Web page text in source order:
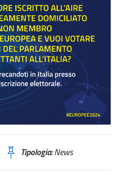
Tipologia:News